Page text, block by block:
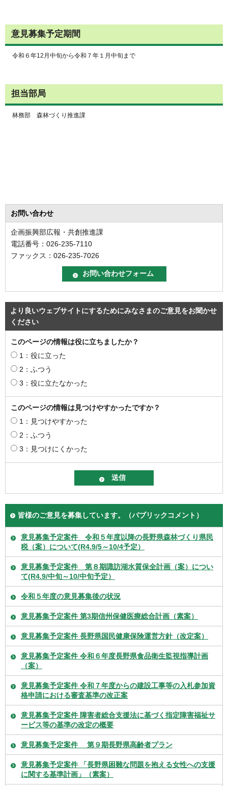
意見募集予定期間
令和６年12月中旬から令和７年１月中旬まで
担当部局
林務部 森林づくり推進課
お問い合わせ
企画振興部広報・共創推進課
電話番号：026-235-7110
ファックス：026-235-7026
より良いウェブサイトにするためにみなさまのご意見をお聞かせ
ください
このページの情報は役に立ちましたか？
1：役に立った
2：ふつう
3：役に立たなかった
このページの情報は見つけやすかったですか？
1：見つけやすかった
2：ふつう
3：見つけにくかった
皆様のご意見を募集しています。（パブリックコメント）
意見募集予定案件 令和５年度以降の長野県森林づくり県民
税（案）について(R4.9/5～10/4予定）
意見募集予定案件 第８期諏訪湖水質保全計画（案）につい
て(R4.9/中旬～10/中旬予定）
令和５年度の意見募集後の状況
意見募集予定案件 第3期信州保健医療総合計画（素案）
意見募集予定案件 長野県国民健康保険運営方針（改定案）
意見募集予定案件 令和６年度長野県食品衛生監視指導計画
（案）
意見募集予定案件 令和７年度からの建設工事等の入札参加資
格申請における審査基準の改正案
意見募集予定案件 障害者総合支援法に基づく指定障害福祉サ
ービス等の基準の改定の概要
意見募集予定案件 第９期長野県高齢者プラン
意見募集予定案件 「長野県困難な問題を抱える女性への支援
に関する基準計画」（素案）